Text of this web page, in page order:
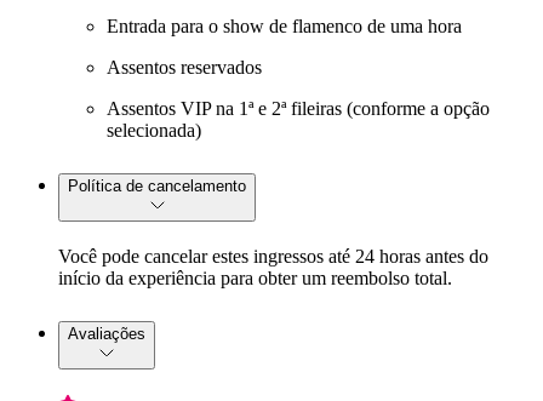
Entrada para o show de flamenco de uma hora
Assentos reservados
Assentos VIP na 1ª e 2ª fileiras (conforme a opção
selecionada)
Política de cancelamento
Você pode cancelar estes ingressos até 24 horas antes do
início da experiência para obter um reembolso total.
Avaliações